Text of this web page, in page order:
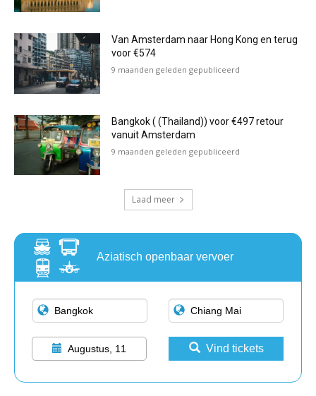
Van Amsterdam naar Hong Kong en terug
voor €574
9 maanden geleden gepubliceerd
Bangkok ( (Thailand)) voor €497 retour
vanuit Amsterdam
9 maanden geleden gepubliceerd
Laad meer
Aziatisch openbaar vervoer
Augustus, 11 Vind tickets